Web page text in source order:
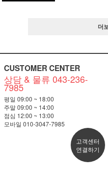
더
CUSTOMER CENTER
상담 & 물류 043-236-
7985
평일 09:00 ~ 18:00
주말 09:00 ~ 14:00
점심 12:00 ~ 13:00
모바일 010-3047-7985
고객센터
연결하기